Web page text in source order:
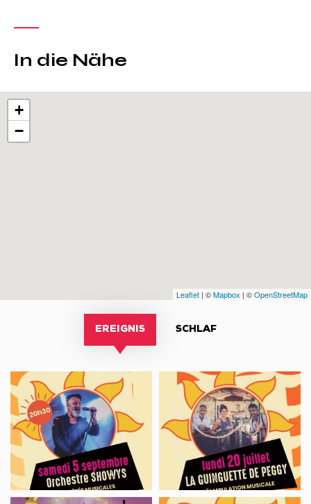
In die Nähe
+
−
Leaflet | ©Mapbox | ©OpenStreetMap
EREIGNIS SCHLAF
Concert
Showys
Déambulation
musicale
LA
GUINGUETTE
PEGGY